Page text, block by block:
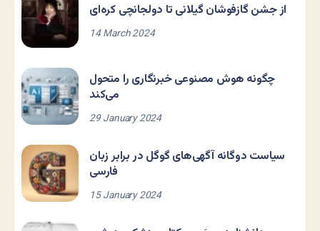
از جشن گازفوشان گیلانی تا دولجانچی کره‌ای
14 March 2024
چگونه هوش مصنوعی خبرنگاری را متحول
می‌کند
29 January 2024
سیاست دوگانه آگهی‌های گوگل در برابر زبان
فارسی
15 January 2024